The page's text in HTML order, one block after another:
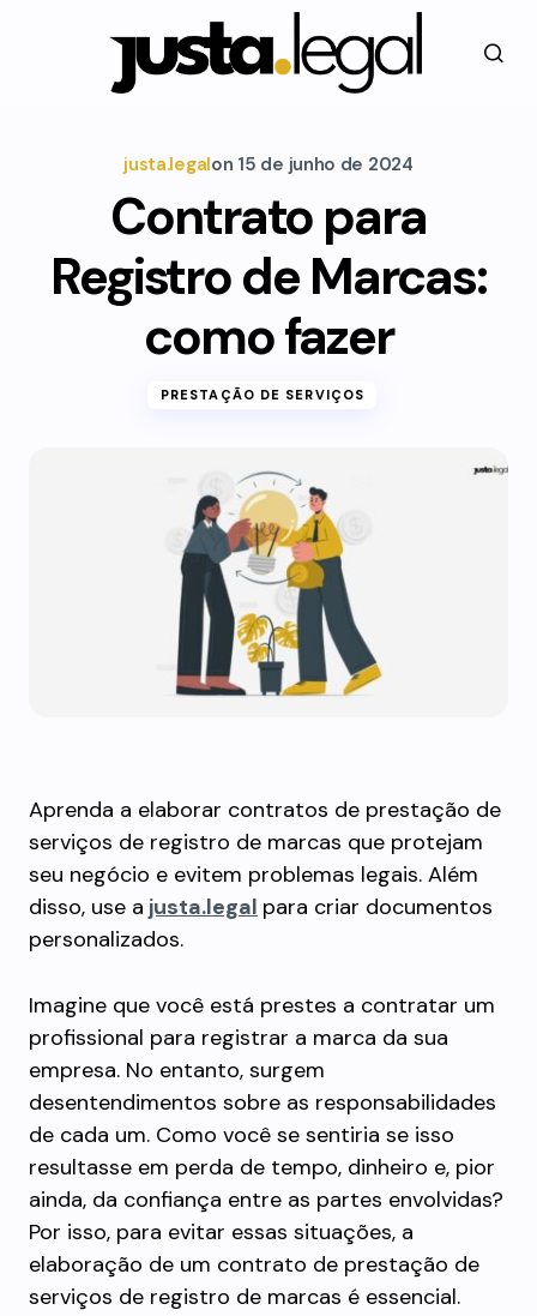
justa.legalon 15 de junho de 2024
Contrato para
Registro de Marcas:
como fazer
PRESTAÇÃO DE SERVIÇOS
Aprenda a elaborar contratos de prestação de
serviços de registro de marcas que protejam
seu negócio e evitem problemas legais. Além
disso, use a justa.legal para criar documentos
personalizados.
Imagine que você está prestes a contratar um
profissional para registrar a marca da sua
empresa. No entanto, surgem
desentendimentos sobre as responsabilidades
de cada um. Como você se sentiria se isso
resultasse em perda de tempo, dinheiro e, pior
ainda, da confiança entre as partes envolvidas?
Por isso, para evitar essas situações, a
elaboração de um contrato de prestação de
serviços de registro de marcas é essencial.